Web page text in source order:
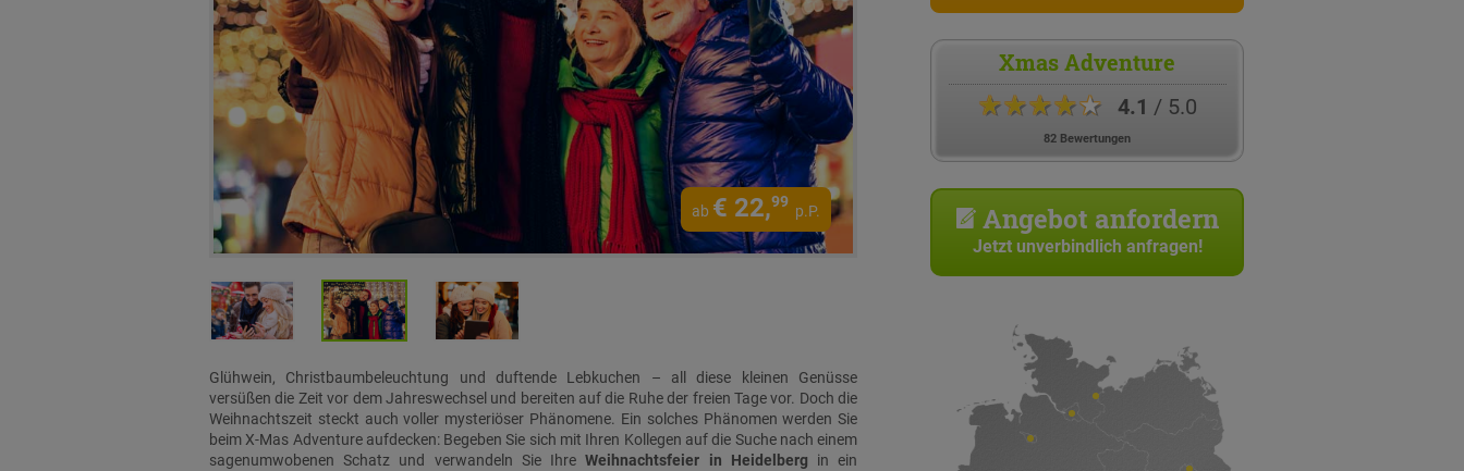
ab € 22,99
p.P.
Glühwein, Christbaumbeleuchtung und duftende Lebkuchen – all diese kleinen Genüsse
versüßen die Zeit vor dem Jahreswechsel und bereiten auf die Ruhe der freien Tage vor. Doch die
Weihnachtszeit steckt auch voller mysteriöser Phänomene. Ein solches Phänomen werden Sie
beim X-Mas Adventure aufdecken: Begeben Sie sich mit Ihren Kollegen auf die Suche nach einem
sagenumwobenen Schatz und verwandeln Sie IhreWeihnachtsfeier in Heidelberg in ein
Xmas Adventure
★★★★★ 4.1 / 5.0
82 Bewertungen
Angebot anfordern
Jetzt unverbindlich anfragen!